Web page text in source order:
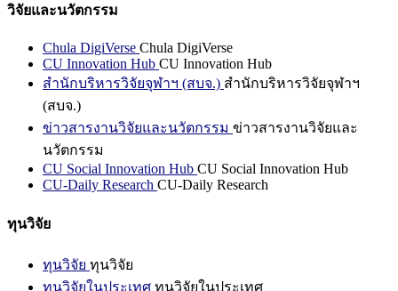
วิจัยและนวัตกรรม
Chula DigiVerse Chula DigiVerse
CU Innovation Hub CU Innovation Hub
สำนักบริหารวิจัยจุฬาฯ (สบจ.) สำนักบริหารวิจัยจุฬาฯ
(สบจ.)
ข่าวสารงานวิจัยและนวัตกรรม ข่าวสารงานวิจัยและ
นวัตกรรม
CU Social Innovation Hub CU Social Innovation Hub
CU-Daily Research CU-Daily Research
ทุนวิจัย
ทุนวิจัย ทุนวิจัย
ทุนวิจัยในประเทศ ทุนวิจัยในประเทศ